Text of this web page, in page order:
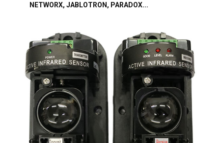
NETWORX, JABLOTRON, PARADOX...